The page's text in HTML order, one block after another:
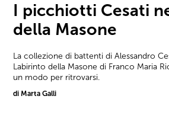
I picchiotti Cesati
della Masone
La collezione di battenti di Alessandro
Labirinto della Masone di Franco Maria
un modo per ritrovarsi.
di Marta Galli